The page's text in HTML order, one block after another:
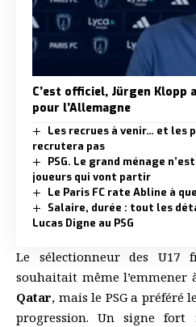
C’est officiel, Jürgen Klopp
pour l’Allemagne
Les recrues à venir… et les
recrutera pas
PSG. Le grand ménage
joueurs qui vont partir
Le Paris FC rate Abline à
Salaire, durée : tout les
Lucas Digne au PSG
Le sélectionneur des U17
souhaitait même l’emmener
Qatar, mais le PSG a préféré
progression. Un signe